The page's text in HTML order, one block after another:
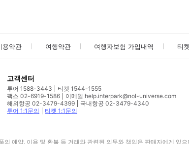
용약관 여행약관 여행자보험 가입내역 티
고객센터
투어 1588-3443
티켓 1544-1555
팩스 02-6919-1586
이메일 help.interpark@nol-universe.com
해외항공 02-3479-4399
국내항공 02-3479-4340
투어 1:1문의
티켓 1:1문의
예약, 이용 및 환불 등 거래와 관련된 의무와 책임은 판매자에게 있으